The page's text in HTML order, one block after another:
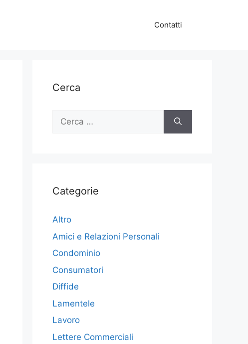
Contatti
Cerca
Ricerca
Categorie
Altro
Amici e Relazioni Personali
Condominio
Consumatori
Diffide
Lamentele
Lavoro
Lettere Commerciali